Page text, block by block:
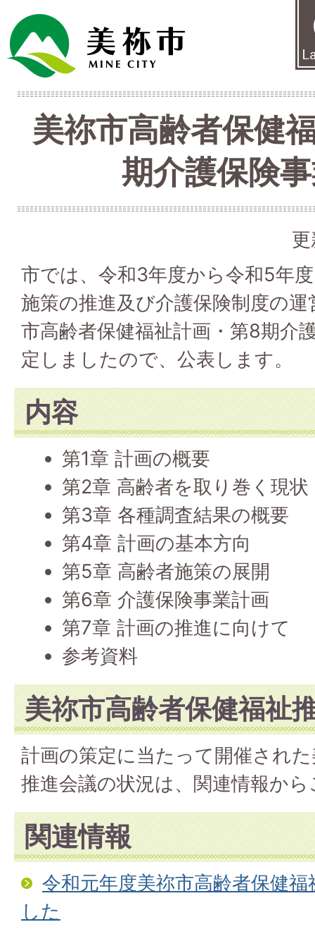
美祢市高齢者保健
期介護保険
市では、令和3年度から令和5年
施策の推進及び介護保険制度の
市高齢者保健福祉計画・第8期介
定しましたので、公表します。
内容
第1章 計画の概要
第2章 高齢者を取り巻く現状
第3章 各種調査結果の概要
第4章 計画の基本方向
第5章 高齢者施策の展開
第6章 介護保険事業計画
第7章 計画の推進に向けて
参考資料
美祢市高齢者保健福祉
計画の策定に当たって開催され
推進会議の状況は、関連情報か
関連情報
令和元年度美祢市高齢者保健
した